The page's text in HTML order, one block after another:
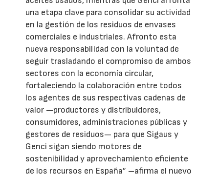
una etapa clave para consolidar su actividad
en la gestión de los residuos de envases
comerciales e industriales. Afronto esta
nueva responsabilidad con la voluntad de
seguir trasladando el compromiso de ambos
sectores con la economía circular,
fortaleciendo la colaboración entre todos
los agentes de sus respectivas cadenas de
valor —productores y distribuidores,
consumidores, administraciones públicas y
gestores de residuos— para que Sigaus y
Genci sigan siendo motores de
sostenibilidad y aprovechamiento eficiente
de los recursos en España” –afirma el nuevo